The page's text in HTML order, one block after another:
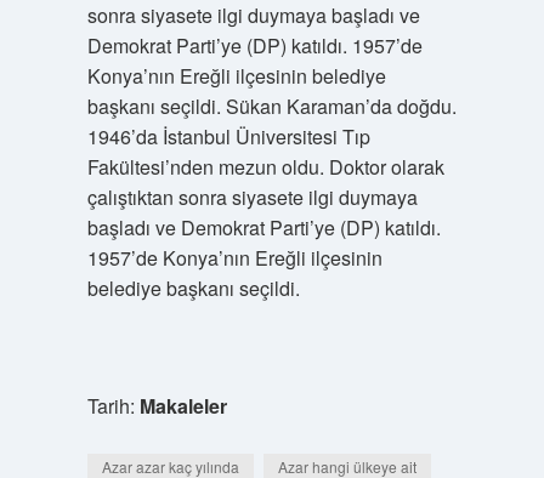
sonra siyasete ilgi duymaya başladı ve
Demokrat Parti’ye (DP) katıldı. 1957’de
Konya’nın Ereğli ilçesinin belediye
başkanı seçildi. Sükan Karaman’da doğdu.
1946’da İstanbul Üniversitesi Tıp
Fakültesi’nden mezun oldu. Doktor olarak
çalıştıktan sonra siyasete ilgi duymaya
başladı ve Demokrat Parti’ye (DP) katıldı.
1957’de Konya’nın Ereğli ilçesinin
belediye başkanı seçildi.
Tarih: Makaleler
Azar azar kaç yılında Azar hangi ülkeye ait